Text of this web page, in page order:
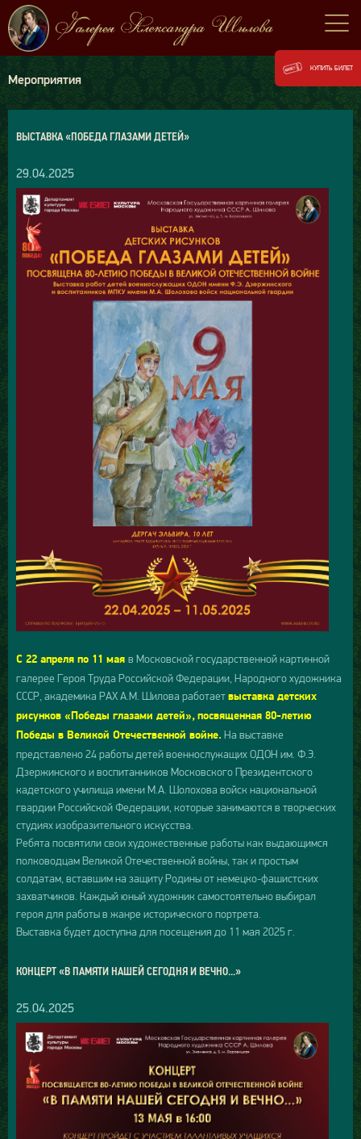
Мероприятия
ВЫСТАВКА «ПОБЕДА ГЛАЗАМИ ДЕТЕЙ»
29.04.2025
С 22 апреля по 11 мая в Московской государственной картинной
галерее Героя Труда Российской Федерации, Народного художника
СССР, академика РАХ А.М. Шилова работает выставка детских
рисунков «Победы глазами детей», посвященная 80-летию
Победы в Великой Отечественной войне. На выставке
представлено 24 работы детей военнослужащих ОДОН им. Ф.Э.
Дзержинского и воспитанников Московского Президентского
кадетского училища имени М.А. Шолохова войск национальной
гвардии Российской Федерации, которые занимаются в творческих
студиях изобразительного искусства.
Ребята посвятили свои художественные работы как выдающимся
полководцам Великой Отечественной войны, так и простым
солдатам, вставшим на защиту Родины от немецко-фашистских
захватчиков. Каждый юный художник самостоятельно выбирал
героя для работы в жанре исторического портрета.
Выставка будет доступна для посещения до 11 мая 2025 г.
КОНЦЕРТ «В ПАМЯТИ НАШЕЙ СЕГОДНЯ И ВЕЧНО...»
25.04.2025
КУПИТЬ БИЛЕТ